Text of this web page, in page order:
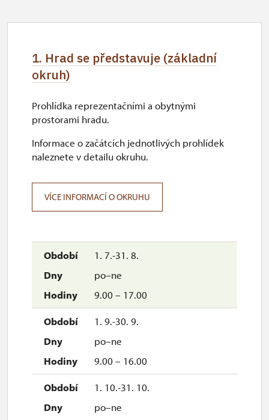
1. Hrad se představuje (základní
okruh)
1. 7.-31. 8.
po–ne
9.00 – 17.00
1. 9.-30. 9.
po–ne
9.00 – 16.00
1. 10.-31. 10.
po–ne
Prohlídka reprezentačními a obytnými
prostorami hradu.
Informace o začátcích jednotlivých prohlídek
naleznete v detailu okruhu.
VÍCE INFORMACÍ O OKRUHU